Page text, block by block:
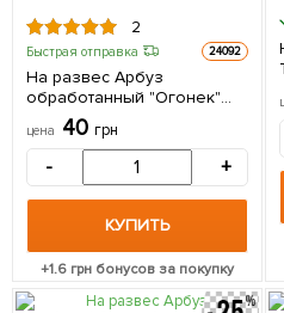
2
Быстрая отправка 24092
На развес Арбуз
обработанный "Огонек"
ТМ "Весна" цена за 5г
цена 40 грн
- +
КУПИТЬ
+1.6 грн бонусов за покупку